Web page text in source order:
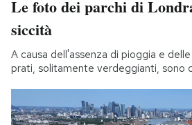
Le foto dei parchi di
siccità
A causa dell'assenza di pioggia e
prati, solitamente verdeggianti, sono